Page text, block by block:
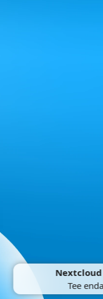
Nextcloud
Tee